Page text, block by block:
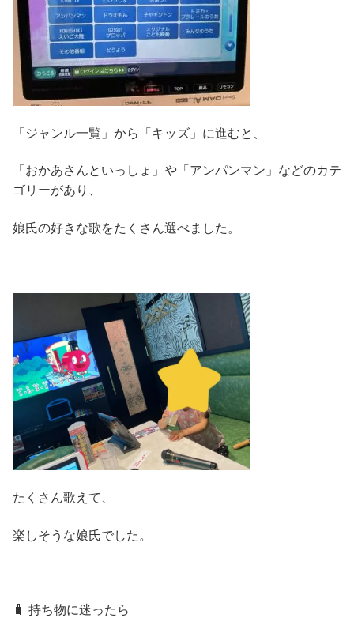
「ジャンル一覧」から「キッズ」に進むと、
「おかあさんといっしょ」や「アンパンマン」などのカテ
ゴリーがあり、
娘氏の好きな歌をたくさん選べました。
たくさん歌えて、
楽しそうな娘氏でした。
🧳 持ち物に迷ったら